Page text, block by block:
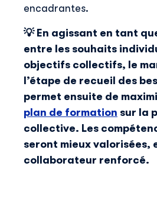
encadrantes.
💡 En agissant en tant
entre les souhaits
objectifs collectifs, le
l’étape de recueil des
permet ensuite de
plan de formation sur la
collective. Les
seront mieux valorisées,
collaborateur renforcé.